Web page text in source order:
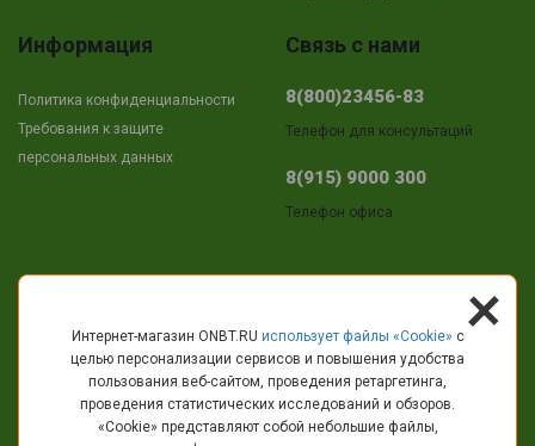
Информация
Политика конфиденциальности
Требования к защите
персональных данных
Связь с нами
8(800)23456-83
Телефон для консультаций
8(915) 9000 300
Телефон офиса
г.Кострома
пр-т Текстильщиков, 11
+
Интернет-магазин ONBT.RU использует файлы «Сookie» с
целью персонализации сервисов и повышения удобства
пользования веб-сайтом, проведения ретаргетинга,
проведения статистических исследований и обзоров.
«Cookie» представляют собой небольшие файлы,